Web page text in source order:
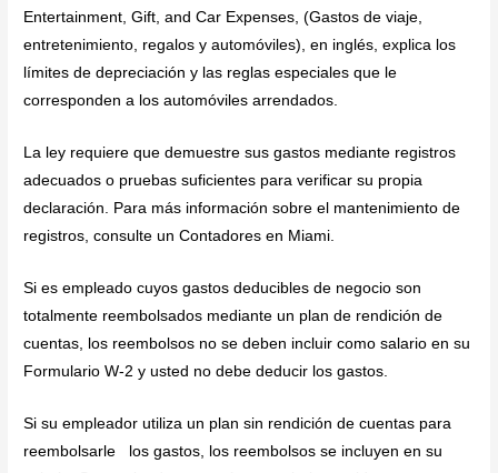
Entertainment, Gift, and Car Expenses, (Gastos de viaje,
entretenimiento, regalos y automóviles), en inglés, explica los
límites de depreciación y las reglas especiales que le
corresponden a los automóviles arrendados.
La ley requiere que demuestre sus gastos mediante registros
adecuados o pruebas suficientes para verificar su propia
declaración. Para más información sobre el mantenimiento de
registros, consulte un Contadores en Miami.
Si es empleado cuyos gastos deducibles de negocio son
totalmente reembolsados mediante un plan de rendición de
cuentas, los reembolsos no se deben incluir como salario en su
Formulario W-2 y usted no debe deducir los gastos.
Si su empleador utiliza un plan sin rendición de cuentas para
reembolsarle los gastos, los reembolsos se incluyen en su